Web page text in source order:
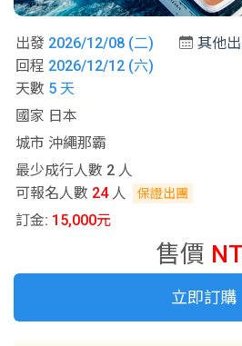
出發 2026/12/08 (二)
回程 2026/12/12 (六)
天數 5 天
其他
國家 日本
城市 沖繩那霸
最少成行人數 2 人
可報名人數 24人 保證出團
訂金: 15,000元
售價
立即訂購